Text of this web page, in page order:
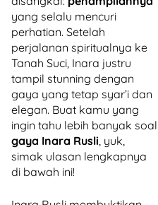
yang selalu mencuri
perhatian. Setelah
perjalanan spiritualnya ke
Tanah Suci, Inara justru
tampil stunning dengan
gaya yang tetap syar’i dan
elegan. Buat kamu yang
ingin tahu lebih banyak soal
gaya Inara Rusli, yuk,
simak ulasan lengkapnya
di bawah ini!